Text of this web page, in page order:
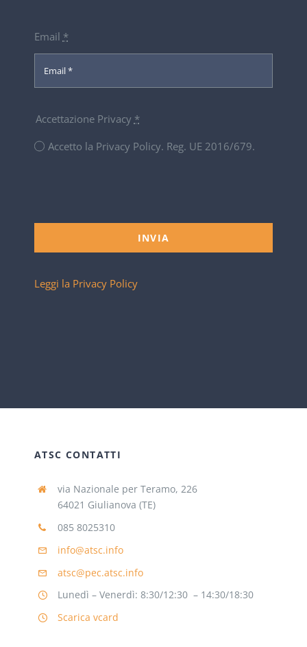
Email *
Accettazione Privacy *
Accetto la Privacy Policy. Reg. UE 2016/679.
INVIA
Leggi la Privacy Policy
ATSC CONTATTI
via Nazionale per Teramo, 226
64021 Giulianova (TE)
085 8025310
info@atsc.info
atsc@pec.atsc.info
Lunedì – Venerdì: 8:30/12:30 – 14:30/18:30
Scarica vcard